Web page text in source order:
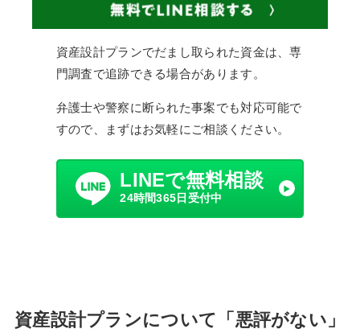
資産設計プランでだまし取られた資金は、専
門調査で追跡できる場合があります。
弁護士や警察に断られた事案でも対応可能で
すので、まずはお気軽にご相談ください。
LINEで無料相談
24時間365日受付中
資産設計プランについて「悪評がない」